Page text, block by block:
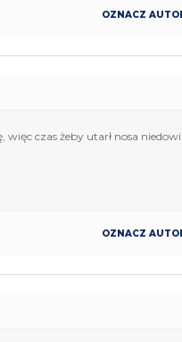
OZNACZ
więc czas żeby utarł nosa
OZNACZ